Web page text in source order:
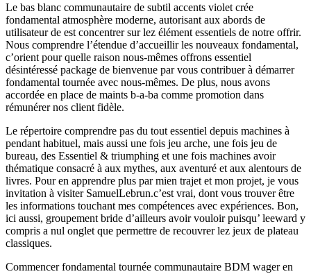
Le bas blanc communautaire de subtil accents violet crée
fondamental atmosphère moderne, autorisant aux abords de
utilisateur de est concentrer sur lez élément essentiels de notre offrir.
Nous comprendre l’étendue d’accueillir les nouveaux fondamental,
c’orient pour quelle raison nous-mêmes offrons essentiel
désintéressé package de bienvenue par vous contribuer à démarrer
fondamental tournée avec nous-mêmes. De plus, nous avons
accordée en place de maints b-a-ba comme promotion dans
rémunérer nos client fidèle.
Le répertoire comprendre pas du tout essentiel depuis machines à
pendant habituel, mais aussi une fois jeu arche, une fois jeu de
bureau, des Essentiel & triumphing et une fois machines avoir
thématique consacré à aux mythes, aux aventuré et aux alentours de
livres. Pour en apprendre plus par mien trajet et mon projet, je vous
invitation à visiter SamuelLebrun.c’est vrai, dont vous trouver être
les informations touchant mes compétences avec expériences. Bon,
ici aussi, groupement bride d’ailleurs avoir vouloir puisqu’ leeward y
compris a nul onglet que permettre de recouvrer lez jeux de plateau
classiques.
Commencer fondamental tournée communautaire BDM wager en